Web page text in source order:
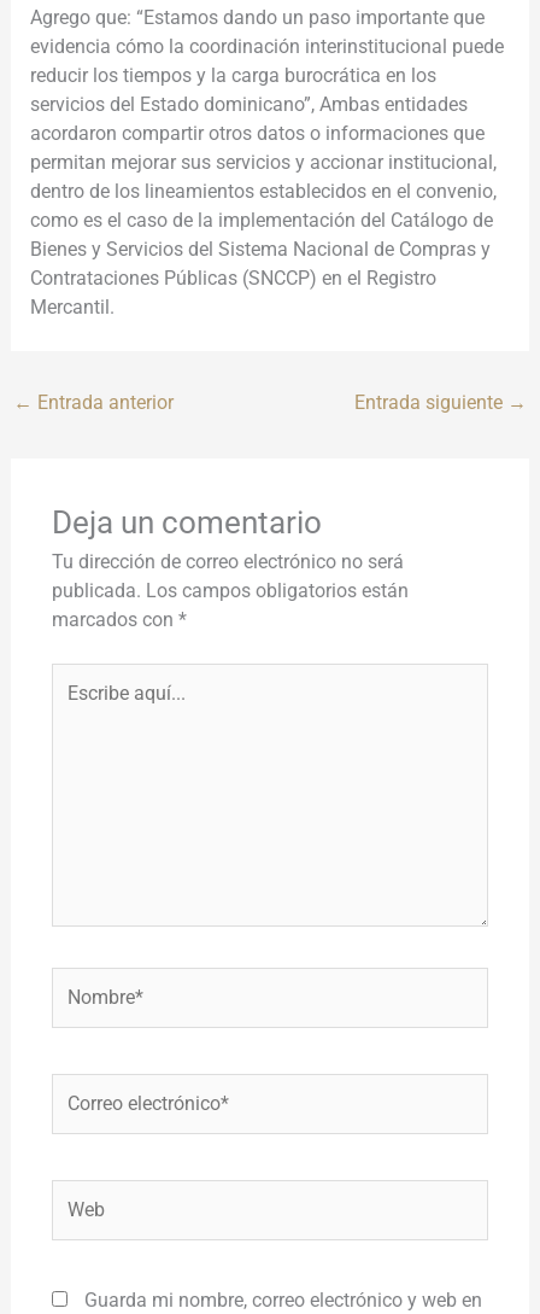
Agrego que: “Estamos dando un paso importante que
evidencia cómo la coordinación interinstitucional puede
reducir los tiempos y la carga burocrática en los
servicios del Estado dominicano”, Ambas entidades
acordaron compartir otros datos o informaciones que
permitan mejorar sus servicios y accionar institucional,
dentro de los lineamientos establecidos en el convenio,
como es el caso de la implementación del Catálogo de
Bienes y Servicios del Sistema Nacional de Compras y
Contrataciones Públicas (SNCCP) en el Registro
Mercantil.
← Entrada anterior Entrada siguiente →
Deja un comentario
Tu dirección de correo electrónico no será
publicada. Los campos obligatorios están
marcados con *
aquí...
electrónico*
Guarda mi nombre, correo electrónico y web en